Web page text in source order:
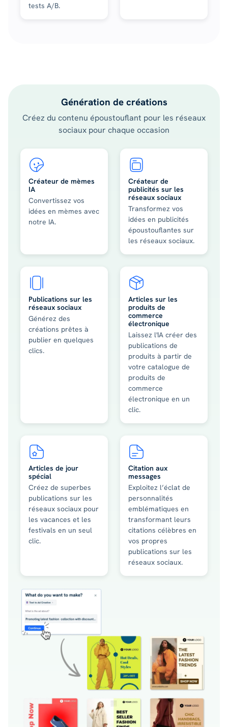
tests A/B.
Génération de créations
Créez du contenu époustouflant pour les réseaux
sociaux pour chaque occasion
Créateur de mèmes
IA
Convertissez vos
idées en mèmes avec
notre IA.
Créateur de
publicités sur les
réseaux sociaux
Transformez vos
idées en publicités
époustouflantes sur
les réseaux sociaux.
Publications sur les
réseaux sociaux
Générez des
créations prêtes à
publier en quelques
clics.
Articles sur les
produits de
commerce
électronique
Laissez l'IA créer des
publications de
produits à partir de
votre catalogue de
produits de
commerce
électronique en un
clic.
Articles de jour
spécial
Créez de superbes
publications sur les
réseaux sociaux pour
les vacances et les
festivals en un seul
clic.
Citation aux
messages
Exploitez l’éclat de
personnalités
emblématiques en
transformant leurs
citations célèbres en
vos propres
publications sur les
réseaux sociaux.